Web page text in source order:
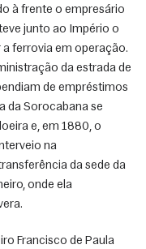
à frente o empresário
junto ao Império o
ferrovia em operação.
da estrada de
de empréstimos
da Sorocabana se
e, em 1880, o
na
da sede da
onde ela
Francisco de Paula